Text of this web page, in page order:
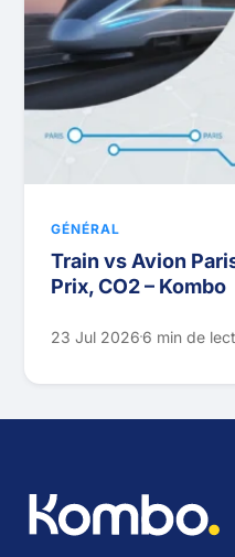
GÉNÉRAL
Train vs Avion
Prix, CO2 – Kombo
23 Jul 20266 min de